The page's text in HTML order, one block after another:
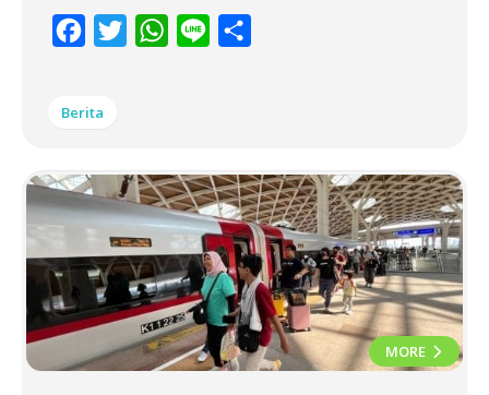
Facebook
Twitter WhatsApp
Line
Berita
MORE